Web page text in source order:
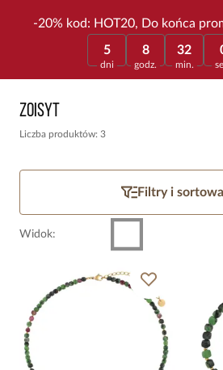
-20% kod: HOT20, Do końca
5
dni
8
godz.
32
min.
Zoisyt
Liczba produktów: 3
Filtry i
Widok: